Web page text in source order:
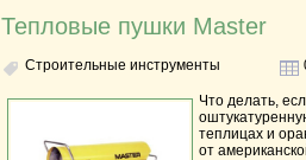
Тепловые пушки Master
Строительные инструменты
Что делать,
теплицах и
от